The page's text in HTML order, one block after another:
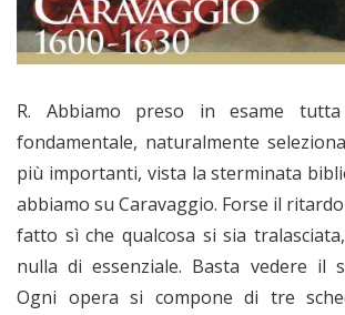
R. Abbiamo preso in esame
fondamentale, naturalmente
più importanti, vista la sterminata
abbiamo su Caravaggio. Forse il
fatto sì che qualcosa si sia
nulla di essenziale. Basta vedere il
Ogni opera si compone di tre